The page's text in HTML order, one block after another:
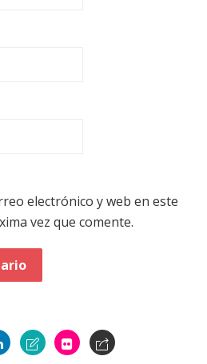
electrónico y web en este
vez que comente.